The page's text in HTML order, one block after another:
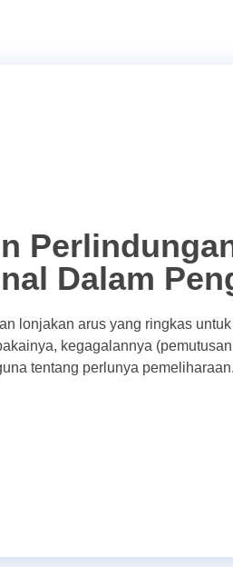
Dalam
lonjakan arus yang ringkas
kegagalannya
tentang perlunya pemeliharaan.